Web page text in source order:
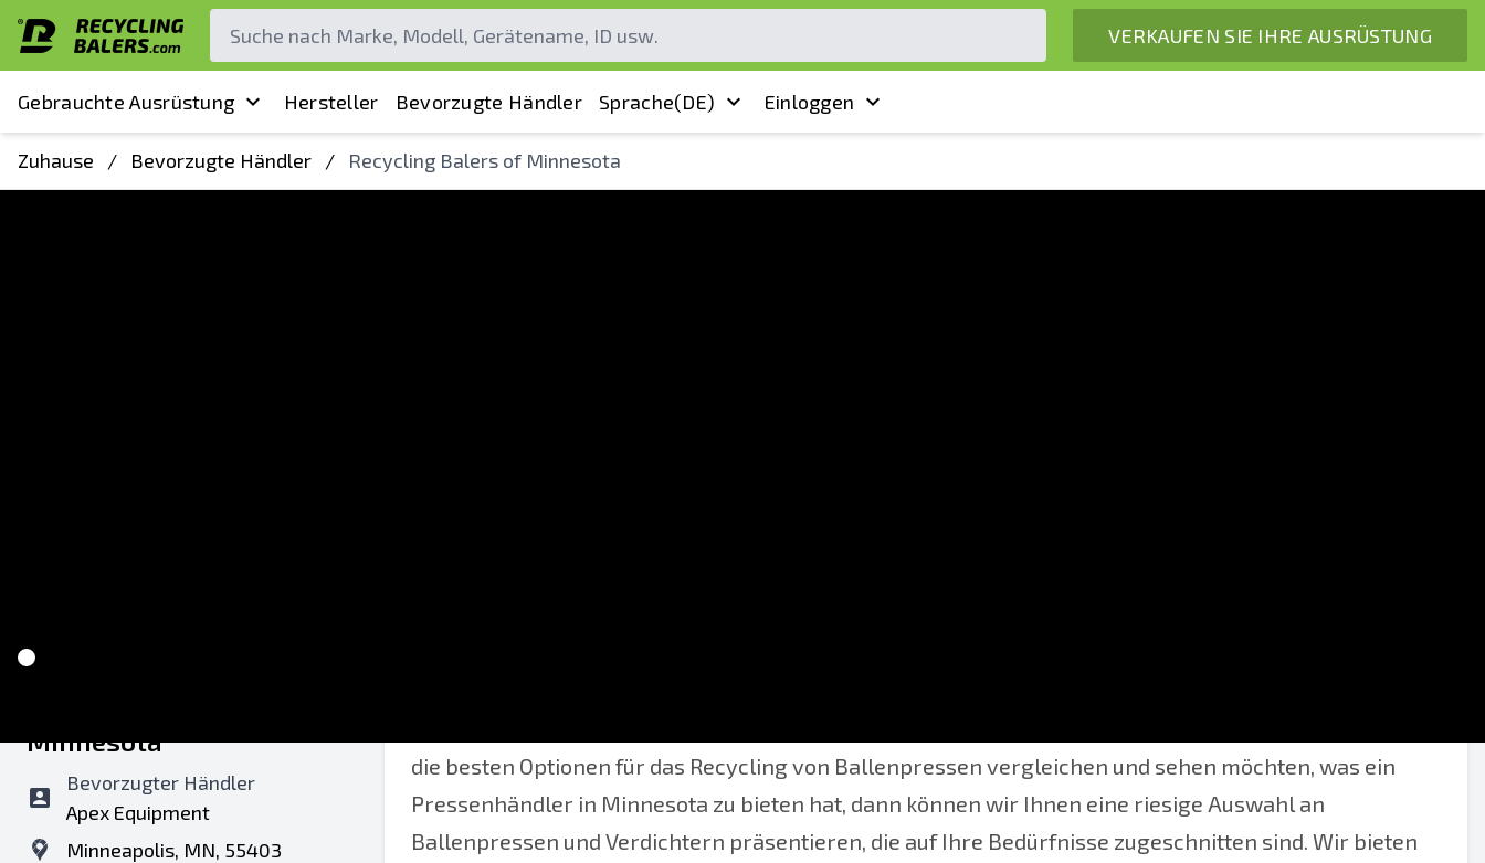
VERKAUFEN SIE IHRE AUSRÜSTUNG
Gebrauchte Ausrüstung Hersteller Bevorzugte Händler Sprache(DE) Einloggen
Zuhause / Bevorzugte Händler / Recycling Balers of Minnesota
Minnesota
Bevorzugter Händler
Apex Equipment
Minneapolis, MN, 55403
die besten Optionen für das Recycling von Ballenpressen vergleichen und sehen möchten, was ein
Pressenhändler in Minnesota zu bieten hat, dann können wir Ihnen eine riesige Auswahl an
Ballenpressen und Verdichtern präsentieren, die auf Ihre Bedürfnisse zugeschnitten sind. Wir bieten